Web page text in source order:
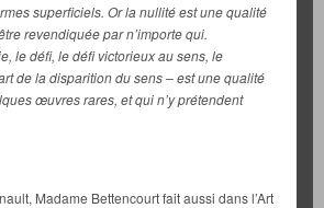
superficiels. Or la nullité est une qualité
revendiquée par n’importe qui.
le défi, le défi victorieux au sens, le
de la disparition du sens – est une qualité
œuvres rares, et qui n’y prétendent
Madame Bettencourt fait aussi dans l’Art